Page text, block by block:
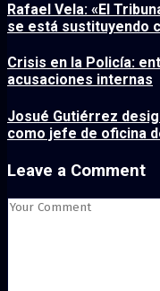
Rafael Vela: «El
se está sustituyendo
Crisis en la Policía:
acusaciones internas
Josué Gutiérrez
como jefe de oficina
Leave a Comment